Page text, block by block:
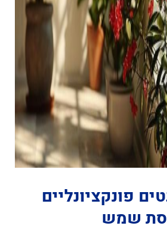
פונקציונליים
שמש